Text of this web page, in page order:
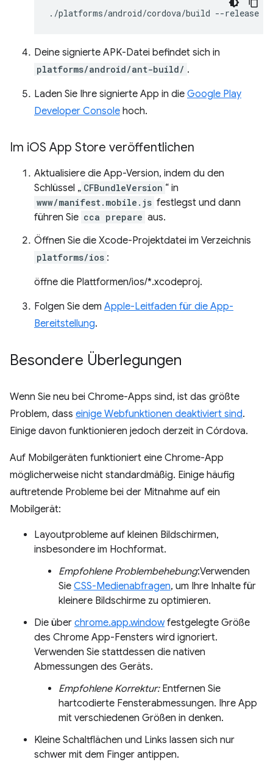
./platforms/android/cordova/build
Deine signierte APK-Datei befindet sich in
platforms/android/ant-build/ .
Laden Sie Ihre signierte App in die Google Play
Developer Console hoch.
Im iOS App Store veröffentlichen
Aktualisiere die App-Version, indem du den
Schlüssel „ CFBundleVersion “ in
www/manifest.mobile.js festlegst und dann
führen Sie cca prepare aus.
Öffnen Sie die Xcode-Projektdatei im Verzeichnis
platforms/ios :
öffne die Plattformen/ios/*.xcodeproj.
Folgen Sie dem Apple-Leitfaden für die App-
Bereitstellung.
Besondere Überlegungen
Wenn Sie neu bei Chrome-Apps sind, ist das größte
Problem, dass einige Webfunktionen deaktiviert sind.
Einige davon funktionieren jedoch derzeit in Córdova.
Auf Mobilgeräten funktioniert eine Chrome-App
möglicherweise nicht standardmäßig. Einige häufig
auftretende Probleme bei der Mitnahme auf ein
Mobilgerät:
Layoutprobleme auf kleinen Bildschirmen,
insbesondere im Hochformat.
Empfohlene Problembehebung:Verwenden
Sie CSS-Medienabfragen, um Ihre Inhalte für
kleinere Bildschirme zu optimieren.
Die über chrome.app.windowfestgelegte Größe
des Chrome App-Fensters wird ignoriert.
Verwenden Sie stattdessen die nativen
Abmessungen des Geräts.
Empfohlene Korrektur:Entfernen Sie
hartcodierte Fensterabmessungen. Ihre App
mit verschiedenen Größen in denken.
Kleine Schaltflächen und Links lassen sich nur
schwer mit dem Finger antippen.